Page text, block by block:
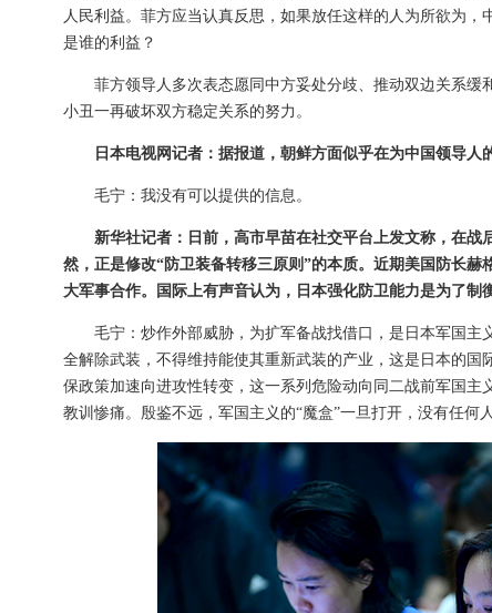
人民利益。菲方应当认真反思，如果放任这样的人为所欲为
是谁的利益？
菲方领导人多次表态愿同中方妥处分歧、推动双边关系
小丑一再破坏双方稳定关系的努力。
日本电视网记者：据报道，朝鲜方面似乎在为中国领导人
毛宁：我没有可以提供的信息。
新华社记者：日前，高市早苗在社交平台上发文称，在
然，正是修改“防卫装备转移三原则”的本质。近期美国防长
大军事合作。国际上有声音认为，日本强化防卫能力是为了制
毛宁：炒作外部威胁，为扩军备战找借口，是日本军国
全解除武装，不得维持能使其重新武装的产业，这是日本的
保政策加速向进攻性转变，这一系列危险动向同二战前军国
教训惨痛。殷鉴不远，军国主义的“魔盒”一旦打开，没有任何